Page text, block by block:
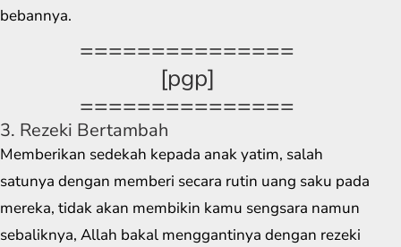
bebannya.
===============
[pgp]
===============
3. Rezeki Bertambah
Memberikan sedekah kepada anak yatim, salah
satunya dengan memberi secara rutin uang saku pada
mereka, tidak akan membikin kamu sengsara namun
sebaliknya, Allah bakal menggantinya dengan rezeki